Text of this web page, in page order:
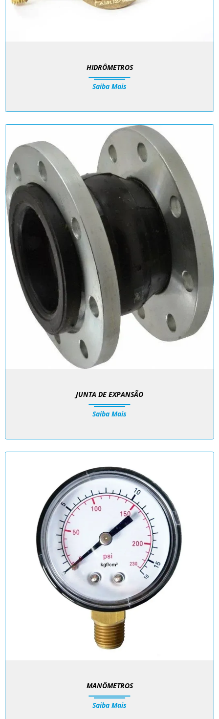
HIDRÔMETROS
Saiba Mais
JUNTA DE EXPANSÃO
Saiba Mais
MANÔMETROS
Saiba Mais